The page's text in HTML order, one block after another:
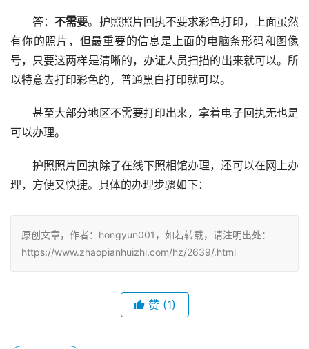
答：不需要。护照照片回执不要求彩色打印，上面虽然
有你的照片，但最重要的信息是上面的电脑条形码和图像
号，只要这两样是清晰的，办证人员扫描的出来就可以。所
以特意去打印彩色的，普通黑白打印就可以。
甚至大部分地区不需要打印出来，拿着电子回执无也是
可以办理。
护照照片回执除了在线下照相馆办理，还可以在网上办
理，方便又快捷。具体的办理步骤如下：
原创文章，作者：hongyun001，如若转载，请注明出处：
https://www.zhaopianhuizhi.com/hz/2639/.html
赞 (1)